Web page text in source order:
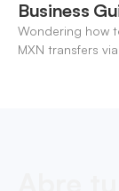
Business
Wondering how
MXN transfers